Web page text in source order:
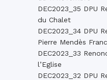
DEC2023_35 DPU
du Chalet
DEC2023_34 DPU
Pierre Mendès
DEC2023_33
l’Eglise
DEC2023_32 DPU